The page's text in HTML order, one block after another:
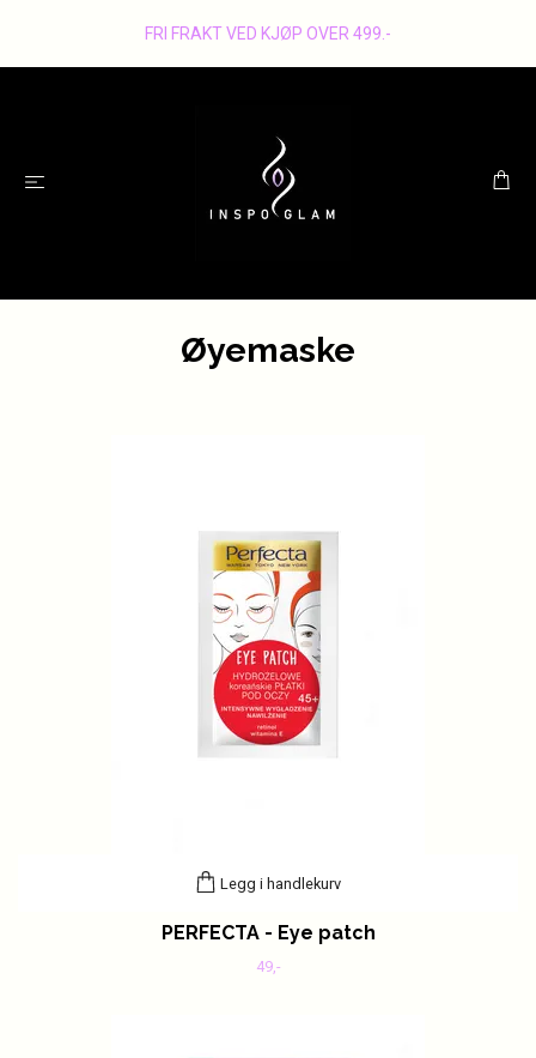
FRI FRAKT VED KJØP OVER 499.-
Øyemaske
Legg i handlekurv
PERFECTA - Eye patch
49,-